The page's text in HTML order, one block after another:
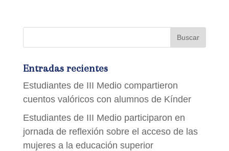
Entradas recientes
Estudiantes de III Medio compartieron
cuentos valóricos con alumnos de Kínder
Estudiantes de III Medio participaron en
jornada de reflexión sobre el acceso de las
mujeres a la educación superior